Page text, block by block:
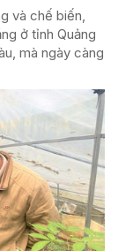
và chế biến,
ở tỉnh Quảng
mà ngày càng